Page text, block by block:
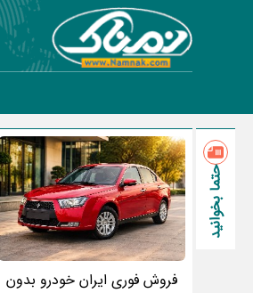
حتما بخوانید
فروش فوری ایران خودرو بدون